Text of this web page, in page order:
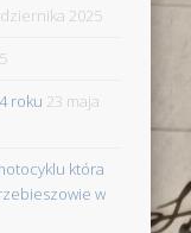
2025
roku 23 maja
która
w